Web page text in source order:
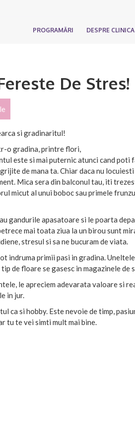
PROGRAMĂRI DESPRE CLINICA
De Stres!
si gradinaritul!
o gradina, printre flori,
este si mai puternic atunci cand poti
de mana ta. Chiar daca nu
Mica sera din balconul tau, iti
micut al unui boboc sau primele
gandurile apasatoare si le poarta
mai toata ziua la un birou sunt
stresul si sa ne bucuram de viata.
indruma primii pasi in gradina.
de floare se gasesc in magazinele de
le apreciem adevarata valoare si
in jur.
ca si hobby. Este nevoie de timp,
tu te vei simti mult mai bine.